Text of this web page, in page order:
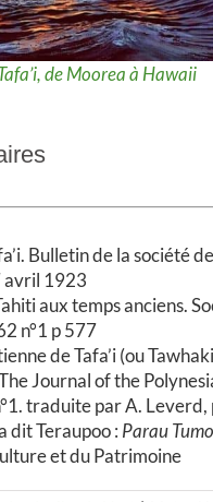
de Moorea à Hawaii
Bulletin de la société
avril 1923
aux temps anciens.
n°1 p 577
de Tafa’i (ou
Journal of the
traduite par A. Leverd,
dit Teraupoo : Parau
et du Patrimoine